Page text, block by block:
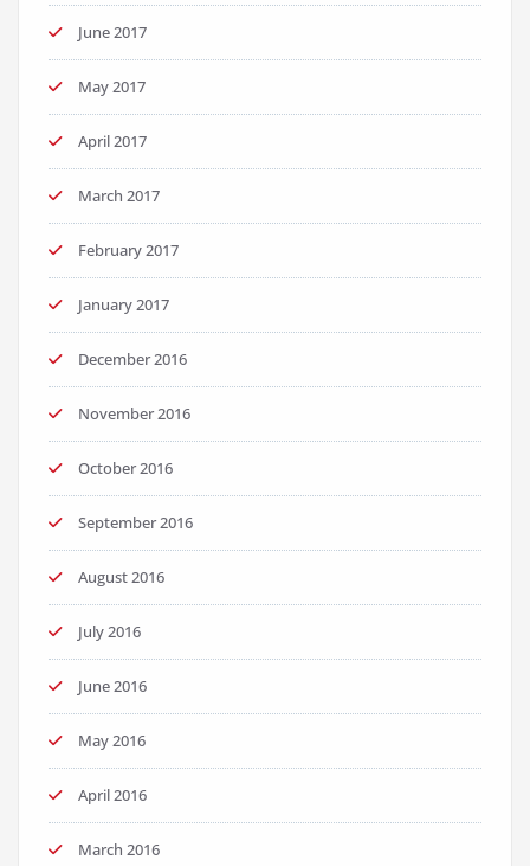
June 2017
May 2017
April 2017
March 2017
February 2017
January 2017
December 2016
November 2016
October 2016
September 2016
August 2016
July 2016
June 2016
May 2016
April 2016
March 2016